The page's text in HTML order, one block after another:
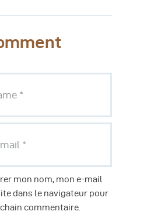
mon nom, mon e-mail
dans le navigateur pour
commentaire.